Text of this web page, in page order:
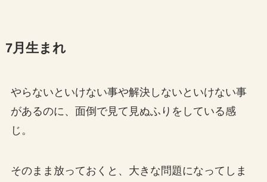
7月生まれ
やらないといけない事や解決しないといけない事
があるのに、面倒で見て見ぬふりをしている感
じ。
そのまま放っておくと、大きな問題になってしま